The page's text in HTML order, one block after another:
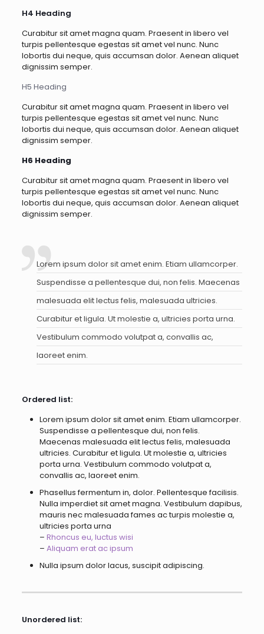
H4 Heading
Curabitur sit amet magna quam. Praesent in libero vel
turpis pellentesque egestas sit amet vel nunc. Nunc
lobortis dui neque, quis accumsan dolor. Aenean aliquet
dignissim semper.
H5 Heading
Curabitur sit amet magna quam. Praesent in libero vel
turpis pellentesque egestas sit amet vel nunc. Nunc
lobortis dui neque, quis accumsan dolor. Aenean aliquet
dignissim semper.
H6 Heading
Curabitur sit amet magna quam. Praesent in libero vel
turpis pellentesque egestas sit amet vel nunc. Nunc
lobortis dui neque, quis accumsan dolor. Aenean aliquet
dignissim semper.
Lorem ipsum dolor sit amet enim. Etiam ullamcorper.
Suspendisse a pellentesque dui, non felis. Maecenas
malesuada elit lectus felis, malesuada ultricies.
Curabitur et ligula. Ut molestie a, ultricies porta urna.
Vestibulum commodo volutpat a, convallis ac,
laoreet enim.
Ordered list:
Lorem ipsum dolor sit amet enim. Etiam ullamcorper.
Suspendisse a pellentesque dui, non felis.
Maecenas malesuada elit lectus felis, malesuada
ultricies. Curabitur et ligula. Ut molestie a, ultricies
porta urna. Vestibulum commodo volutpat a,
convallis ac, laoreet enim.
Phasellus fermentum in, dolor. Pellentesque facilisis.
Nulla imperdiet sit amet magna. Vestibulum dapibus,
mauris nec malesuada fames ac turpis molestie a,
ultricies porta urna
– Rhoncus eu, luctus wisi
– Aliquam erat ac ipsum
Nulla ipsum dolor lacus, suscipit adipiscing.
Unordered list: